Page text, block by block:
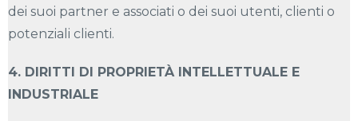
dei suoi partner e associati o dei suoi utenti, clienti o
potenziali clienti.
4. DIRITTI DI PROPRIETÀ INTELLETTUALE E
INDUSTRIALE